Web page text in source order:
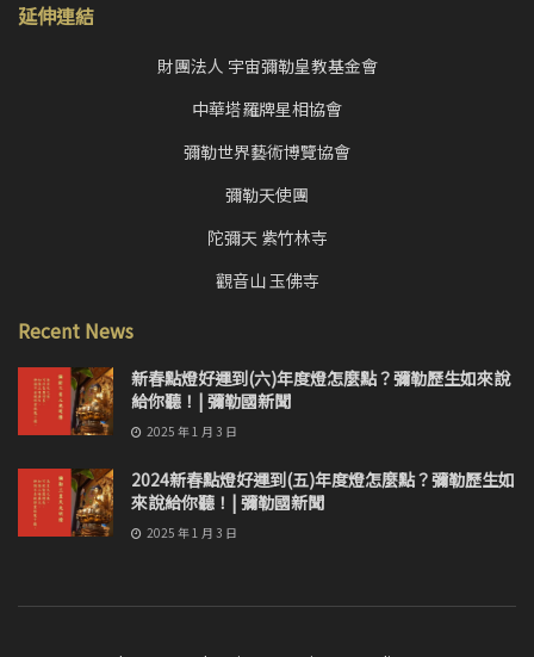
延伸連結
財團法人 宇宙彌勒皇教基金會
中華塔羅牌星相協會
彌勒世界藝術博覽協會
彌勒天使團
陀彌天 紫竹林寺
觀音山 玉佛寺
Recent News
新春點燈好運到(六)年度燈怎麼點？彌勒歷生如來說
給你聽！| 彌勒國新聞
2025 年 1 月 3 日
2024新春點燈好運到(五)年度燈怎麼點？彌勒歷生如
來說給你聽！| 彌勒國新聞
2025 年 1 月 3 日